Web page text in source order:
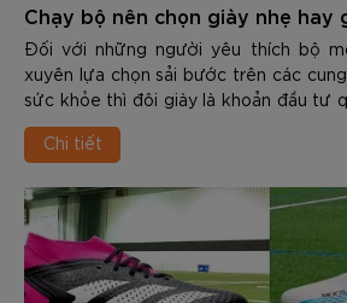
Chạy bộ nên chọn giày nhẹ hay
Đối với những người yêu thích bộ
xuyên lựa chọn sải bước trên các
sức khỏe thì đôi giày là khoản đầu tư
giúp cải thiện thành tích mà còn
thương dai dẳng. Đứng trước kệ giày
để chọn được sản phẩm phù hợp.
Chi tiết